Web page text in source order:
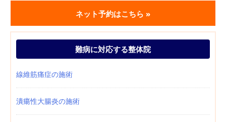
ネット予約はこちら »
難病に対応する整体院
線維筋痛症の施術
潰瘍性大腸炎の施術